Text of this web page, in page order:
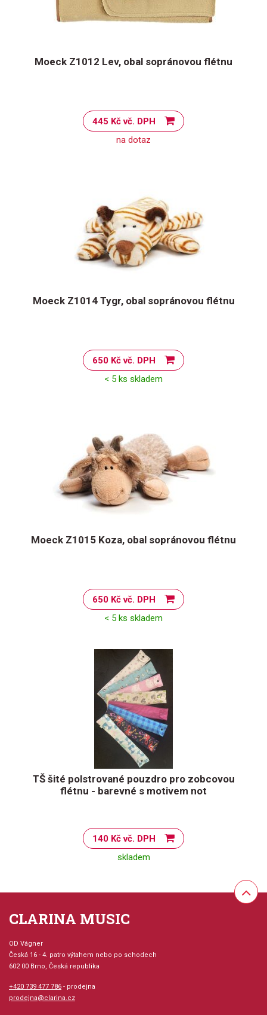
Moeck Z1012 Lev, obal sopránovou flétnu
445 Kč vč. DPH
na dotaz
Moeck Z1014 Tygr, obal sopránovou flétnu
650 Kč vč. DPH
< 5 ks skladem
Moeck Z1015 Koza, obal sopránovou flétnu
650 Kč vč. DPH
< 5 ks skladem
TŠ šité polstrované pouzdro pro zobcovou
flétnu - barevné s motivem not
140 Kč vč. DPH
skladem
CLARINA MUSIC
OD Vágner
Česká 16 - 4. patro výtahem nebo po schodech
602 00 Brno, Česká republika
+420 739 477 786 - prodejna
prodejna@clarina.cz